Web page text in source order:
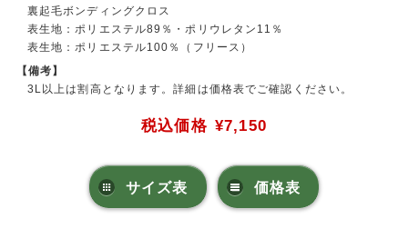
裏起毛ボンディングクロス
表生地：ポリエステル89％・ポリウレタン11％
表生地：ポリエステル100％（フリース）
【備考】
3L以上は割高となります。詳細は価格表でご確認ください。
税込価格 ¥7,150
サイズ表 価格表